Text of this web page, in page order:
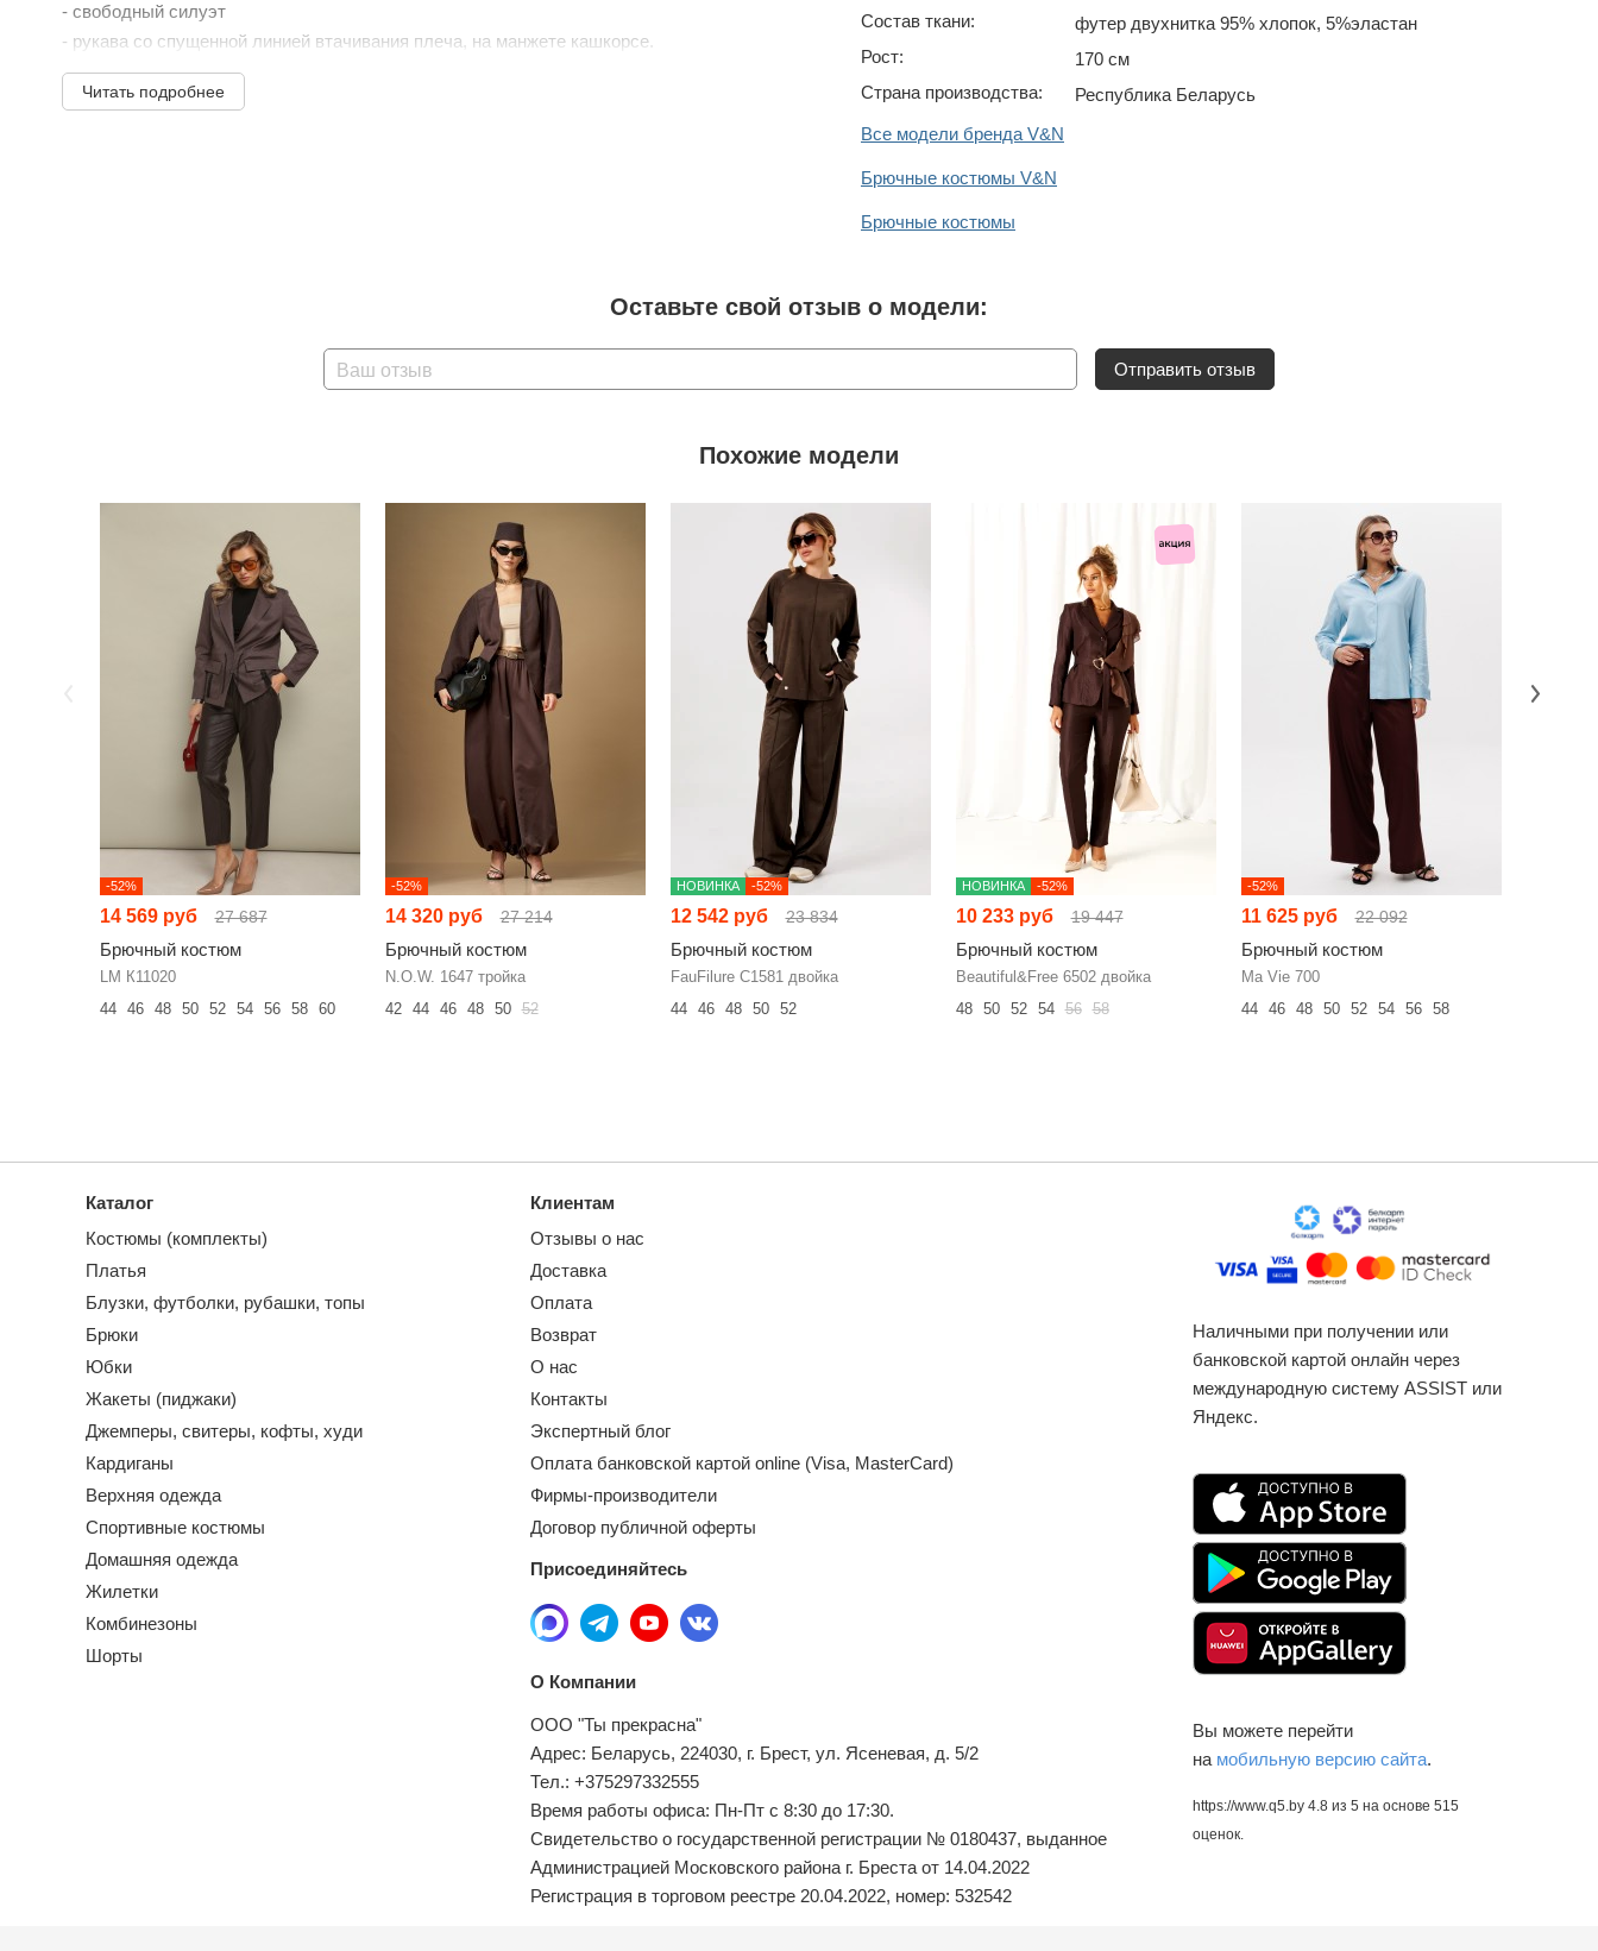
- свободный силуэт
- рукава со спущенной линией втачивания плеча, на манжете кашкорсе.
-низ джемпера обработан на кашкорсе
-декоративные украшения.
Читать подробнее
Состав ткани:
футер двухнитка 95% хлопок, 5%эластан
Рост:
170 см
Страна производства:
Республика Беларусь
Все модели бренда V&N
Брючные костюмы V&N
Брючные костюмы
Оставьте свой отзыв о модели:
Ваш отзыв Отправить отзыв
Похожие модели
-52%
14 569 руб 27 687
Брючный костюм
LM К11020
44
46 48 50 52 54 56 58 60
-52%
14 320 руб 27 214
Брючный костюм
N.O.W. 1647 тройка
42
44 46 48 50 52
НОВИНКА -52%
12 542 руб 23 834
Брючный костюм
FauFilure С1581 двойка
44
46 48 50 52
НОВИНКА -52%
10 233 руб 19 447
Брючный костюм
Beautiful&Free 6502 двойка
48
50 52 54 56 58
-52%
11 625 руб 22 092
Брючный костюм
Ma Vie 700
44
46 48 50 52 54 56 58
Каталог
Костюмы (комплекты)
Платья
Блузки, футболки, рубашки, топы
Брюки
Юбки
Жакеты (пиджаки)
Джемперы, свитеры, кофты, худи
Кардиганы
Верхняя одежда
Спортивные костюмы
Домашняя одежда
Жилетки
Комбинезоны
Шорты
Клиентам
Отзывы о нас
Доставка
Оплата
Возврат
О нас
Контакты
Экспертный блог
Оплата банковской картой online (Visa, MasterCard)
Фирмы-производители
Договор публичной оферты
Присоединяйтесь
О Компании
ООО "Ты прекрасна"
Адрес: Беларусь, 224030, г. Брест, ул. Ясеневая, д. 5/2
Тел.: +375297332555
Время работы офиса: Пн-Пт с 8:30 до 17:30.
Свидетельство о государственной регистрации № 0180437, выданное
Администрацией Московского района г. Бреста от 14.04.2022
Регистрация в торговом реестре 20.04.2022, номер: 532542
Наличными при получении или
банковской картой онлайн через
международную систему ASSIST или
Яндекс.
Вы можете перейти
на мобильную версию сайта.
https://www.q5.by 4.8 из 5 на основе 515
оценок.